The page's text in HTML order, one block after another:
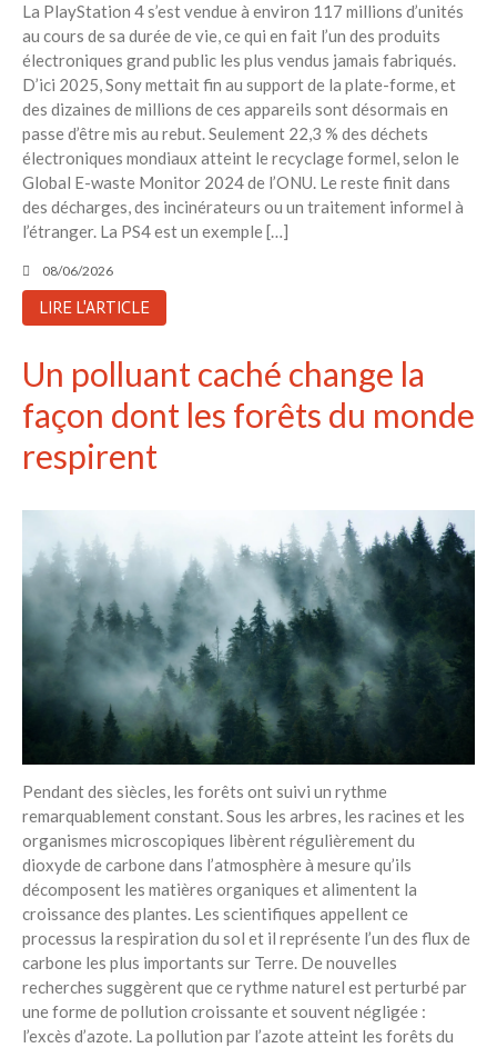
6 éco-actions faciles à prendre
avec vos enfants
Réduire les déchets : votre
guide pour les citoyens et les
électeurs
Toits verts | Association
Permaculturelle
L’intelligence artificielle pour
prédire le succès des invasions
succès d’une invasion – The
Applied Ecologist
La PlayStation 4 s’est vendue à environ 117 millions d’unités
au cours de sa durée de vie, ce qui en fait l’un des produits
électroniques grand public les plus vendus jamais fabriqués.
D’ici 2025, Sony mettait fin au support de la plate-forme, et
des dizaines de millions de ces appareils sont désormais en
passe d’être mis au rebut. Seulement 22,3 % des déchets
électroniques mondiaux atteint le recyclage formel, selon le
Global E-waste Monitor 2024 de l’ONU. Le reste finit dans
des décharges, des incinérateurs ou un traitement informel à
l’étranger. La PS4 est un exemple […]
08/06/2026
LIRE L'ARTICLE
Un polluant caché change la
façon dont les forêts du monde
respirent
Pendant des siècles, les forêts ont suivi un rythme
remarquablement constant. Sous les arbres, les racines et les
organismes microscopiques libèrent régulièrement du
dioxyde de carbone dans l’atmosphère à mesure qu’ils
décomposent les matières organiques et alimentent la
croissance des plantes. Les scientifiques appellent ce
processus la respiration du sol et il représente l’un des flux de
carbone les plus importants sur Terre. De nouvelles
recherches suggèrent que ce rythme naturel est perturbé par
une forme de pollution croissante et souvent négligée :
l’excès d’azote. La pollution par l’azote atteint les forêts du